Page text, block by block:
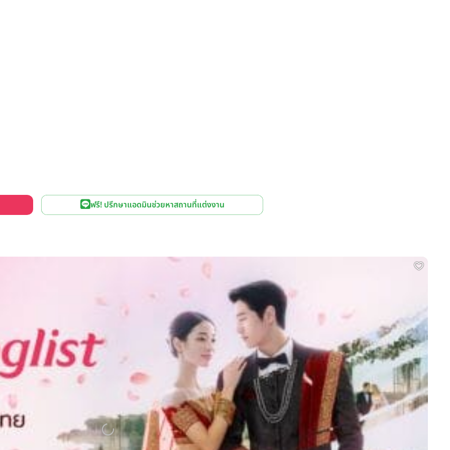
ฟรี! ปรึกษาแอดมินช่วยหาสถานที่แต่งงาน